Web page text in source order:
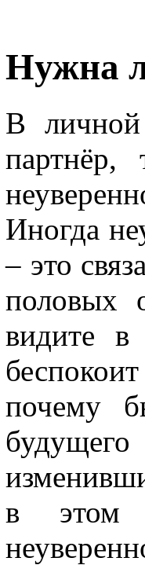
Нужна
В
Иногда
– это
половых
видите
почему
в этом